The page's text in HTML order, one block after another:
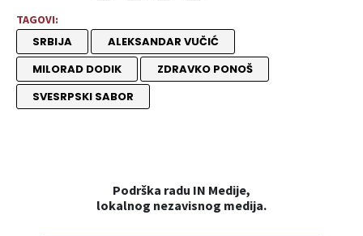
TAGOVI:
SRBIJA
ALEKSANDAR VUČIĆ
MILORAD DODIK
ZDRAVKO PONOŠ
SVESRPSKI SABOR
Podrška radu IN Medije,
lokalnog nezavisnog medija.